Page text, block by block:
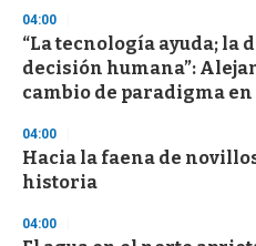
04:00
“La tecnología ayuda; la
decisión humana”:
cambio de paradigma
04:00
Hacia la faena de
historia
04:00